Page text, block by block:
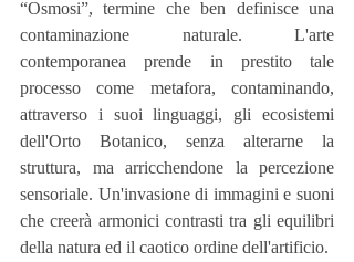
“Osmosi”, termine che ben definisce una
contaminazione naturale. L'arte
contemporanea prende in prestito tale
processo come metafora, contaminando,
attraverso i suoi linguaggi, gli ecosistemi
dell'Orto Botanico, senza alterarne la
struttura, ma arricchendone la percezione
sensoriale. Un'invasione di immagini e suoni
che creerà armonici contrasti tra gli equilibri
della natura ed il caotico ordine dell'artificio.